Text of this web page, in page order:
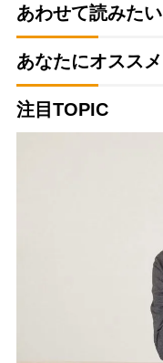
あわせて読みたい
あなたにオススメ
注目TOPIC